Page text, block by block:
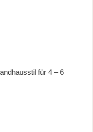
für 4 – 6